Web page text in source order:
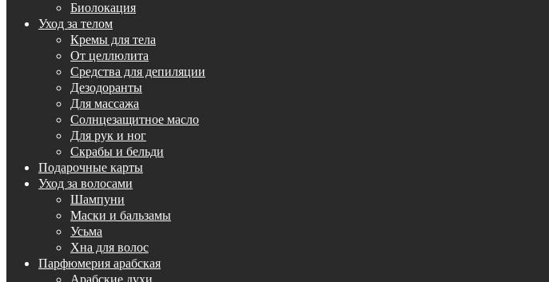
Биолокация
Уход за телом
Кремы для тела
От целлюлита
Средства для депиляции
Дезодоранты
Для массажа
Солнцезащитное масло
Для рук и ног
Скрабы и бельди
Подарочные карты
Уход за волосами
Шампуни
Маски и бальзамы
Усьма
Хна для волос
Парфюмерия арабская
Арабские духи